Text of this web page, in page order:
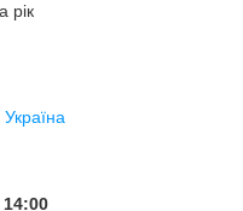
рік